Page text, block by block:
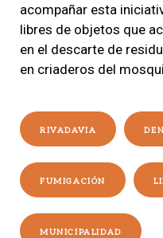
acompañar esta
libres de objetos que
en el descarte de
en criaderos del
RIVADAVIA
FUMIGACIÓN
MUNICIPALIDAD